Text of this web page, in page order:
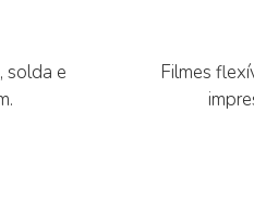
solda e
Filmes